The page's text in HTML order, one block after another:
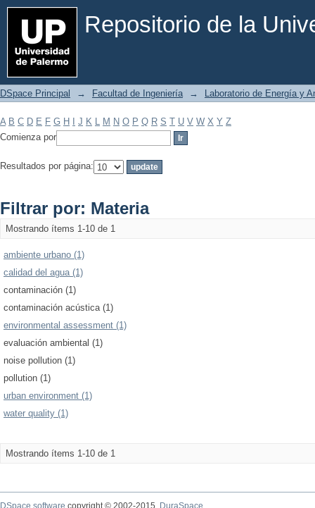
Repositorio de la
Filtrar por: Materia
DSpace Principal → Facultad de Ingeniería → Laboratorio de Energía y
A B C D E F G H J K L M N O P Q R S T U V W X Y Z
Comienza por
Resultados por página:
Filtrar por: Materia
Mostrando ítems 1-10 de 1
ambiente urbano (1)
calidad del agua (1)
contaminación (1)
contaminación acústica (1)
environmental assessment (1)
evaluación ambiental (1)
noise pollution (1)
pollution (1)
urban environment (1)
water quality (1)
Mostrando ítems 1-10 de 1
DSpace software copyright © 2002-2015
DuraSpace